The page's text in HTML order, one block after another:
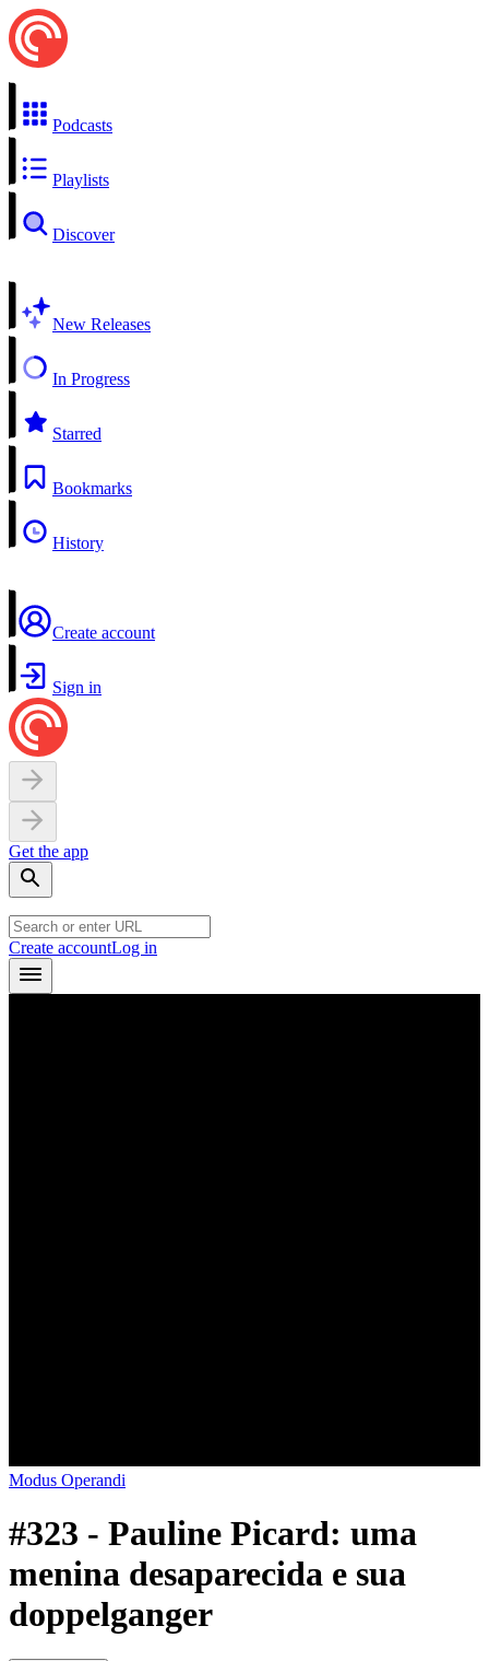
Podcasts
Playlists
Discover
New Releases
In Progress
Starred
Bookmarks
History
Create account
Sign in
Get the app
Create accountLog in
Modus Operandi
#323 - Pauline Picard: uma
menina desaparecida e sua
doppelganger